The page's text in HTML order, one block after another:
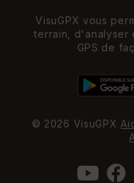
VisuGPX vous
terrain, d'analyser
GPS de
© 2026 VisuGPX